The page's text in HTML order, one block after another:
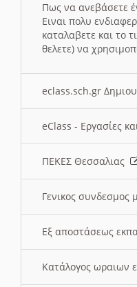
Πως να ανεβάσετε
Ειναι πολυ
καταλαβετε και το
θελετε) να
eclass.sch.gr
eClass - Εργασίες
ΠΕΚΕΣ Θεσσαλιας
Γενικος συνδεσμος
Εξ αποστάσεως
Κατάλογος ωραιων